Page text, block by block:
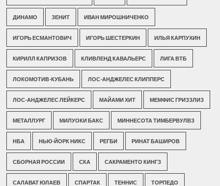
ДИНАМО ЗЕНИТ ИВАН МИРОШНИЧЕНКО
ИГОРЬ ЕСМАНТОВИЧ ИГОРЬ ШЕСТЕРКИН ИЛЬЯ КАРПУХИН
КИРИЛЛ КАПРИЗОВ КЛИВЛЕНД КАВАЛЬЕРС ЛИГА ВТБ
ЛОКОМОТИВ-КУБАНЬ ЛОС-АНДЖЕЛЕС КЛИППЕРС
ЛОС-АНДЖЕЛЕС ЛЕЙКЕРС МАЙАМИ ХИТ МЕМФИС ГРИЗЗЛИЗ
МЕТАЛЛУРГ МИЛУОКИ БАКС МИННЕСОТА ТИМБЕРВУЛВЗ
НБА НЬЮ-ЙОРК НИКС РЕГБИ РИНАТ БАШИРОВ
СБОРНАЯ РОССИИ СКА САКРАМЕНТО КИНГЗ
САЛАВАТ ЮЛАЕВ СПАРТАК ТЕННИС ТОРПЕДО